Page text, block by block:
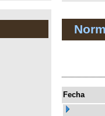
Fecha